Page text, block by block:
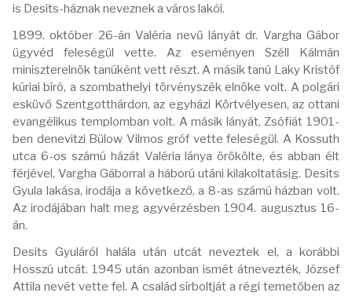
is Desits-háznak neveznek a város lakói.
1899. október 26-án Valéria nevű lányát dr. Vargha Gábor
ügyvéd feleségül vette. Az eseményen Széll Kálmán
miniszterelnök tanúként vett részt. A másik tanú Laky Kristóf
kúriai bíró, a szombathelyi törvényszék elnöke volt. A polgári
esküvő Szentgotthárdon, az egyházi Körtvélyesen, az ottani
evangélikus templomban volt. A másik lányát, Zsófiát 1901-
ben denevitzi Bülow Vilmos gróf vette feleségül. A Kossuth
utca 6-os számú házát Valéria lánya örökölte, és abban élt
férjével, Vargha Gáborral a háború utáni kilakoltatásig. Desits
Gyula lakása, irodája a következő, a 8-as számú házban volt.
Az irodájában halt meg agyvérzésben 1904. augusztus 16-
án.
Desits Gyuláról halála után utcát neveztek el, a korábbi
Hosszú utcát. 1945 után azonban ismét átnevezték, József
Attila nevét vette fel. A család sírboltját a régi temetőben az